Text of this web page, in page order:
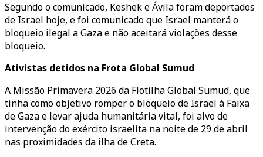
Segundo o comunicado, Keshek e Ávila foram deportados
de Israel hoje, e foi comunicado que Israel manterá o
bloqueio ilegal a Gaza e não aceitará violações desse
bloqueio.
Ativistas detidos na Frota Global Sumud
A Missão Primavera 2026 da Flotilha Global Sumud, que
tinha como objetivo romper o bloqueio de Israel à Faixa
de Gaza e levar ajuda humanitária vital, foi alvo de
intervenção do exército israelita na noite de 29 de abril
nas proximidades da ilha de Creta.